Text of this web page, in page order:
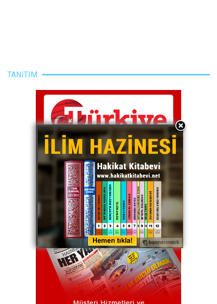
TANITIM